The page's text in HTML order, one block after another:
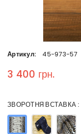
Артикул: 45-973-57
Regular price
3 400 грн.
ЗВОРОТНЯ ВСТАВКА :